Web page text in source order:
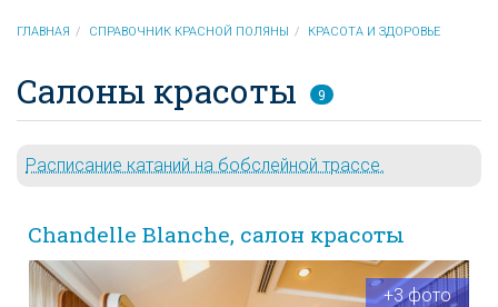
ГЛАВНАЯ СПРАВОЧНИК КРАСНОЙ ПОЛЯНЫ КРАСОТА И ЗДОРОВЬЕ
Салоны красоты 9
Расписание катаний на бобслейной трассе.
Chandelle Blanche, салон красоты
+3 фото